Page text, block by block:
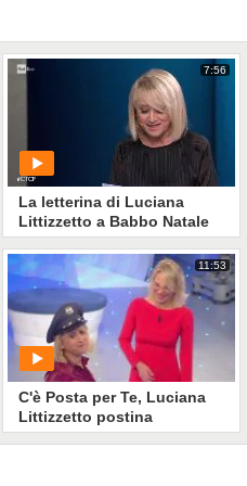
7:56
La letterina di Luciana
Littizzetto a Babbo Natale
PLAY
733• diSpettacolo Fanpage
11:53
C'è Posta per Te, Luciana
Littizzetto postina